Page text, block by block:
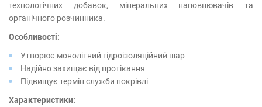
технологічних добавок, мінеральних наповнювачів та
органічного розчинника.
Особливості:
Утворює монолітний гідроізоляційний шар
Надійно захищає від протікання
Підвищує термін служби покрівлі
Характеристики: